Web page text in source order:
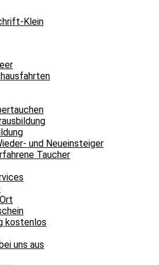
und Neueinsteiger
Taucher
kostenlos
uns aus
und die größte Koralle
Ham
wir machten uns heute eine
für Kapitän und Crew machten wir
einer Delfinschule begleitet, die
uns in zwei Gruppen auf, die einen
einem tollen Tauchgang in dem wir
farbenfrohen Riff vorbei zurück zur